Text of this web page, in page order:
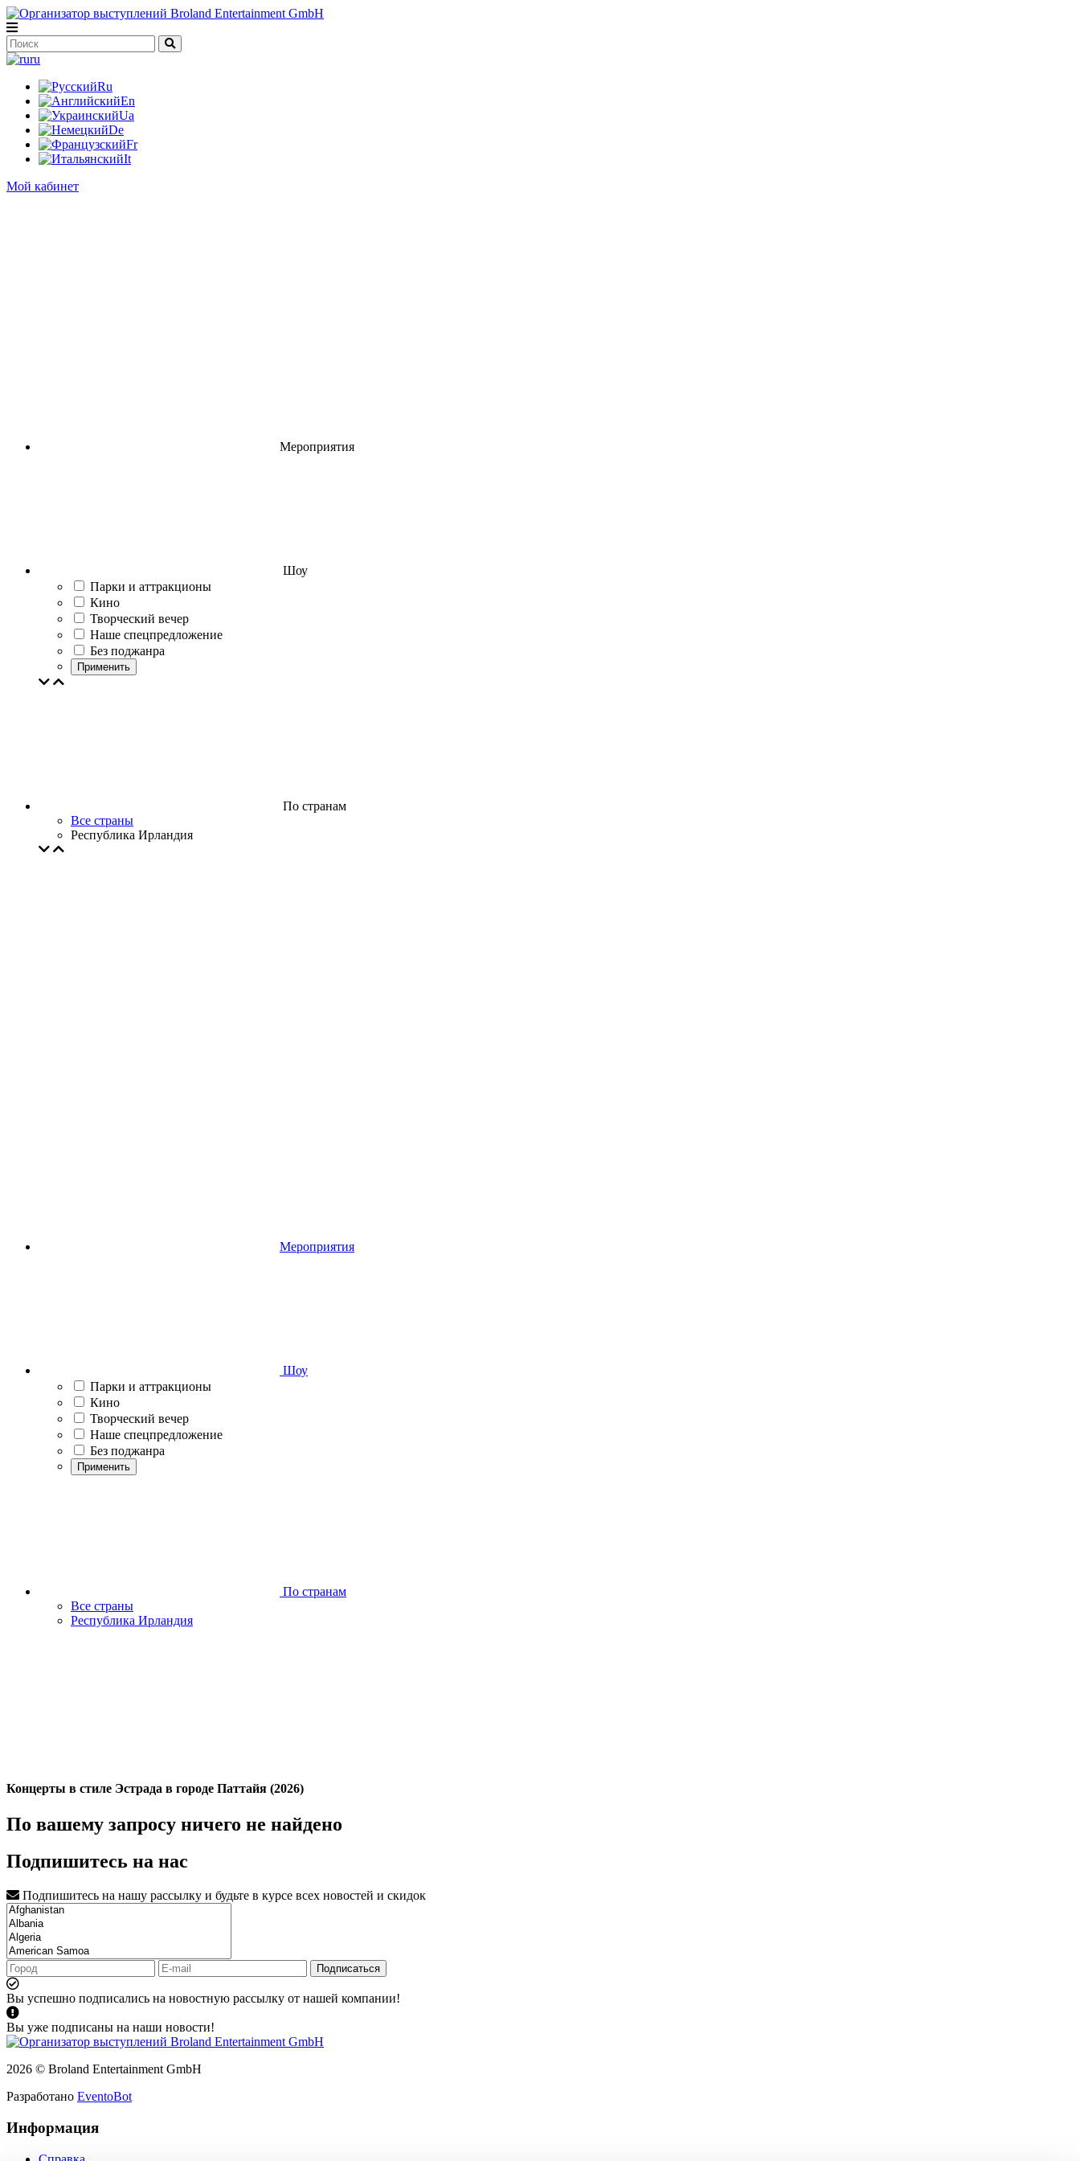
ru
Ru
En
Ua
De
Fr
It
Мой кабинет
Мероприятия
Шоу
Парки и аттракционы
Кино
Творческий вечер
Наше спецпредложение
Без поджанра
Применить
По странам
Все страны
Республика Ирландия
Мероприятия
Шоу
Парки и аттракционы
Кино
Творческий вечер
Наше спецпредложение
Без поджанра
Применить
По странам
Все страны
Республика Ирландия
Концерты в стиле Эстрада в городе Паттайя (2026)
По вашему запросу ничего не найдено
Подпишитесь на нас
Подпишитесь на нашу рассылку и будьте в курсе всех новостей и скидок
Подписаться
Вы успешно подписались на новостную рассылку от нашей компании!
Вы уже подписаны на наши новости!
2026 © Broland Entertainment GmbH
Разработано EventoBot
Информация